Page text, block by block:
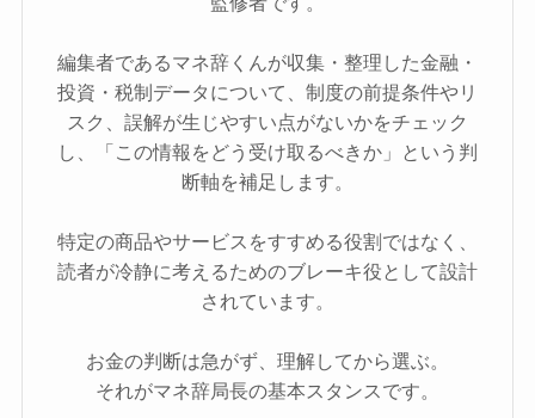
編集者であるマネ辞くんが収集・整理した金融・
投資・税制データについて、制度の前提条件やリ
スク、誤解が生じやすい点がないかをチェック
し、「この情報をどう受け取るべきか」という判
断軸を補足します。
特定の商品やサービスをすすめる役割ではなく、
読者が冷静に考えるためのブレーキ役として設計
されています。
お金の判断は急がず、理解してから選ぶ。
それがマネ辞局長の基本スタンスです。